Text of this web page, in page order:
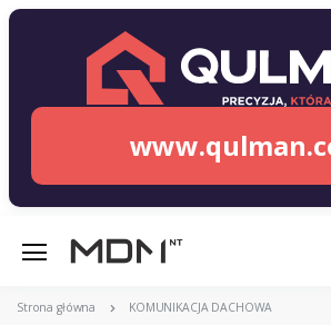
Strona główna KOMUNIKACJA DACHOWA